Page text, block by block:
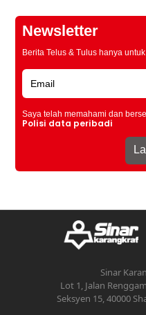
Newsletter
Berita Telus & Tulus hanya
Saya telah memahami dan
Polisi data peribadi
Sinar
Lot 1, Jalan
Seksyen 15, 40000